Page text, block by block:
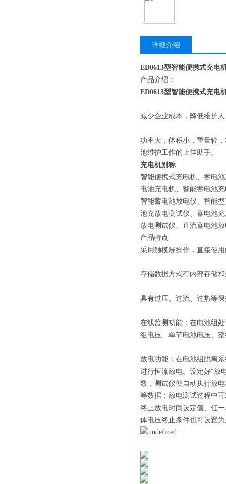
详细介绍
ED0613型智能便携式充电
产品介绍：
ED0613型智能便携式充电
减少企业成本，降低维护
功率大，体积小，重量轻
池维护工作的上佳助手。
充电机别称
智能便携式充电机、蓄电
电池充电机、智能蓄电池
智能蓄电池放电仪、智能
池充放电测试仪、蓄电池
放电测试仪、直流蓄电池
产品特点
采用触摸屏操作，直接使
存储数据方式有内部存储
具有过压、过流、过热等
在线监测功能：在电池组
组电压、单节电池电压、
放电功能：在电池组脱离
进行恒流放电。设定好“放
数，测试仪便自动执行放
等数据；放电测试过程中
终止放电时间设定值、任
体电压终止条件也可设置